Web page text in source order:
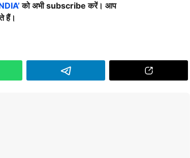
को अभी subscribe करें। आप
हैं।